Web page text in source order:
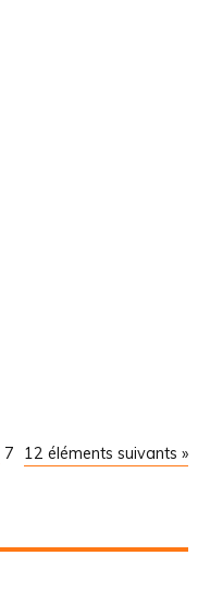
12 éléments suivants »
7